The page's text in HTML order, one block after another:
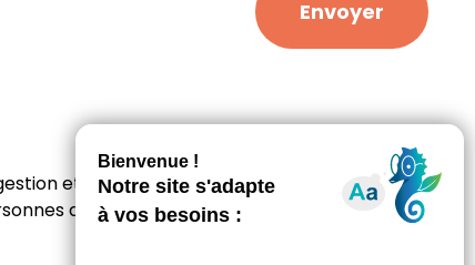
Envoyer
et le suivi des réponses à vos demandes.
ayant souhaité rentrer en contact avec